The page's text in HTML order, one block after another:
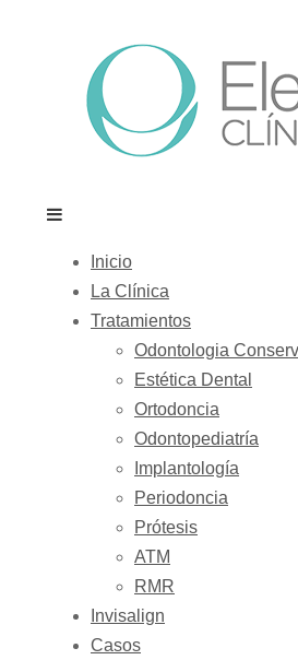
Inicio
La Clínica
Tratamientos
Odontologia
Estética Dental
Ortodoncia
Odontopediatría
Implantología
Periodoncia
Prótesis
ATM
RMR
Invisalign
Casos